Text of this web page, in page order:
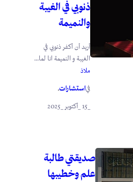
ذنوبي في الغيبة
والنميمة
أريد أن أكفر ذنوبي في
الغيبة و النميمة انا لما...
ملاذ
فياستشارات.
صديقتي طالبة
علم وخطيبها